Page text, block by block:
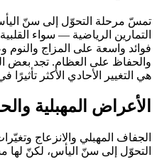
تمسّ مرحلة التحوّل إلى سنّ
التمارين الرياضية — سواء
فوائد واسعة على المزاج والنوم
والحفاظ على العظام. تجد بعض
هي التغيير الأحادي الأكثر
الأعراض المهبلية
الجفاف المهبلي والانزعاج
التحوّل إلى سنّ اليأس، لكنّ لها